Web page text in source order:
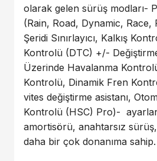
olarak gelen sürüş modları-
(Rain, Road, Dynamic, Race,
Şeridi Sınırlayıcı, Kalkış
Kontrolü (DTC) +/-
Üzerinde Havalanma
Kontrolü, Dinamik Fren
vites değiştirme asistanı,
Kontrolü (HSC) Pro)-
amortisörü, anahtarsız sürüş,
daha bir çok donanıma sahip.